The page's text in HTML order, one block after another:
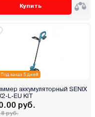
Купить
Под заказ 5 дней
аккумуляторный SENIX
L-EU KIT
руб.
руб.